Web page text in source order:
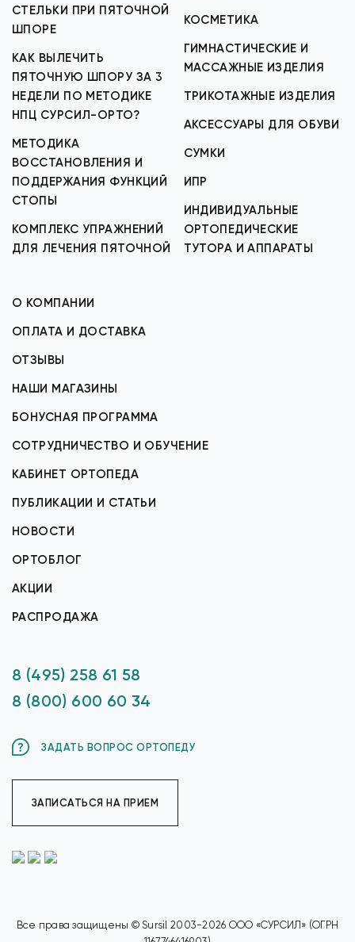
СТЕЛЬКИ ПРИ ПЯТОЧНОЙ
ШПОРЕ
КАК ВЫЛЕЧИТЬ
ПЯТОЧНУЮ ШПОРУ ЗА 3
НЕДЕЛИ ПО МЕТОДИКЕ
НПЦ СУРСИЛ-ОРТО?
МЕТОДИКА
ВОССТАНОВЛЕНИЯ И
ПОДДЕРЖАНИЯ ФУНКЦИЙ
СТОПЫ
КОМПЛЕКС УПРАЖНЕНИЙ
ДЛЯ ЛЕЧЕНИЯ ПЯТОЧНОЙ
КОСМЕТИКА
ГИМНАСТИЧЕСКИЕ И
МАССАЖНЫЕ ИЗДЕЛИЯ
ТРИКОТАЖНЫЕ ИЗДЕЛИЯ
АКСЕССУАРЫ ДЛЯ ОБУВИ
СУМКИ
ИПР
ИНДИВИДУАЛЬНЫЕ
ОРТОПЕДИЧЕСКИЕ
ТУТОРА И АППАРАТЫ
О КОМПАНИИ
ОПЛАТА И ДОСТАВКА
ОТЗЫВЫ
НАШИ МАГАЗИНЫ
БОНУСНАЯ ПРОГРАММА
СОТРУДНИЧЕСТВО И ОБУЧЕНИЕ
КАБИНЕТ ОРТОПЕДА
ПУБЛИКАЦИИ И СТАТЬИ
НОВОСТИ
ОРТОБЛОГ
АКЦИИ
РАСПРОДАЖА
8 (495) 258 61 58
8 (800) 600 60 34
ЗАДАТЬ ВОПРОС ОРТОПЕДУ
ЗАПИСАТЬСЯ НА ПРИЕМ
Все права защищены © Sursil 2003-2026 ООО «СУРСИЛ» (ОГРН